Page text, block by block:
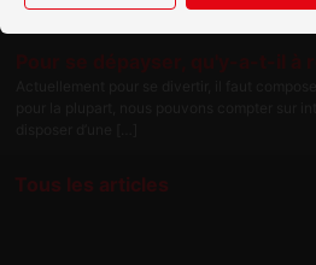
modalités […]
Tous les articles